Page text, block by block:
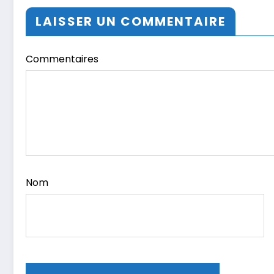
LAISSER UN COMMENTAIRE
Commentaires
Nom